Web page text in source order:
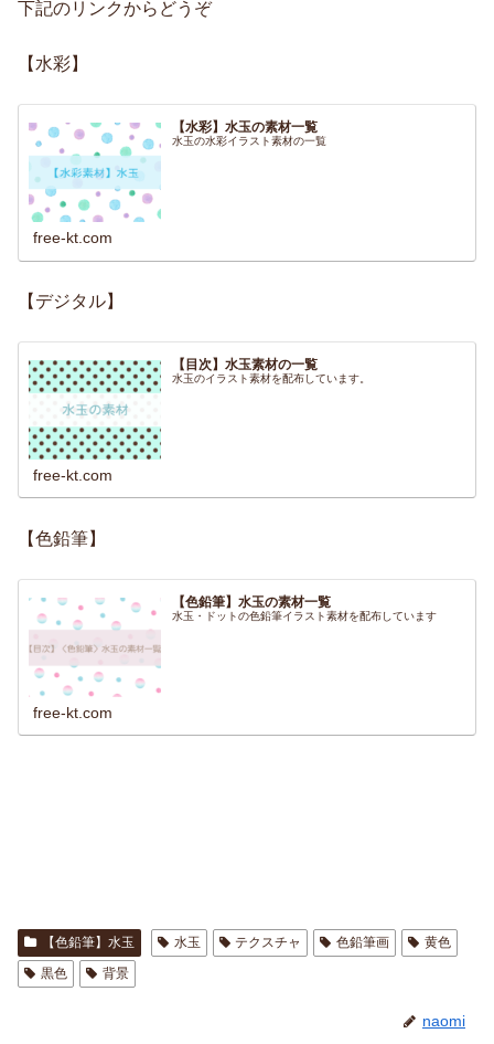
下記のリンクからどうぞ
【水彩】
【水彩】水玉の素材一覧
水玉の水彩イラスト素材の一覧
free-kt.com
【デジタル】
【目次】水玉素材の一覧
水玉のイラスト素材を配布しています。
free-kt.com
【色鉛筆】
【色鉛筆】水玉の素材一覧
水玉・ドットの色鉛筆イラスト素材を配布しています
free-kt.com
【色鉛筆】水玉 水玉 テクスチャ 色鉛筆画
黄色
黒色
背景
naomi